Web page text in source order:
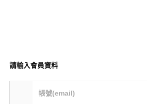
請輸入會員資料
帳號(email)